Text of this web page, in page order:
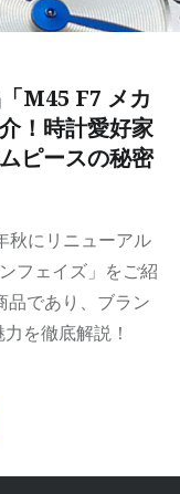
M45 F7 メカ
！時計愛好家
ピースの秘密
秋にリニューアル
フェイズ」をご紹
品であり、ブラン
を徹底解説！